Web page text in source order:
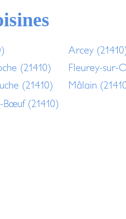
Arcey
(21410)
Fleurey-sur-
(21410)
Mâlain
(21410)